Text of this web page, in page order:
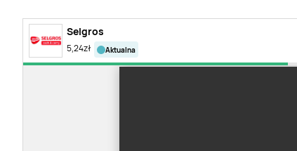
Selgros
5,24zł aktualna